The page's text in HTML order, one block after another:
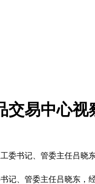
交易中心视
委书记、管委主任吕
、管委主任吕晓东，